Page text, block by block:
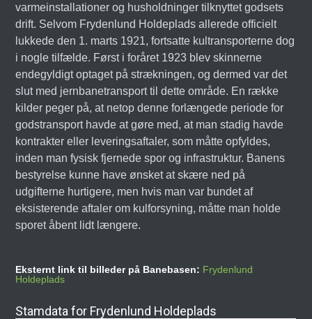
varmeinstallationer og husholdninger tilknyttet godsets
drift. Selvom Frydenlund Holdeplads allerede officielt
lukkede den 1. marts 1921, fortsatte kultransporterne dog
i nogle tilfælde. Først i foråret 1923 blev skinnerne
endegyldigt optaget på strækningen, og dermed var det
slut med jernbanetransport til dette område. En række
kilder peger på, at netop denne forlængede periode for
godstransport havde at gøre med, at man stadig havde
kontrakter eller leveringsaftaler, som måtte opfyldes,
inden man fysisk fjernede spor og infrastruktur. Banens
bestyrelse kunne have ønsket at skære ned på
udgifterne hurtigere, men hvis man var bundet af
eksisterende aftaler om kulforsyning, måtte man holde
sporet åbent lidt længere.
Eksternt link til billeder på Banebasen: Frydenlund
Holdeplads
Stamdata for Frydenlund Holdeplads